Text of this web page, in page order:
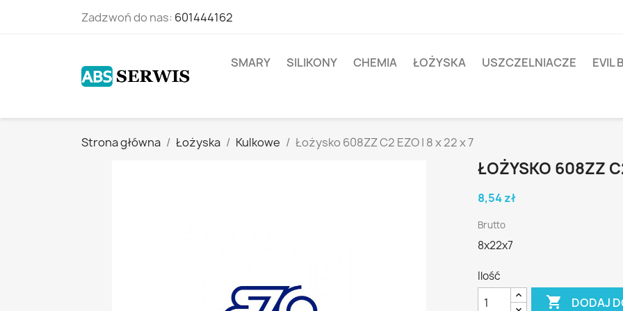
Zadzwoń do nas: 601444162
SMARY SILIKONY CHEMIA ŁOŻYSKA USZCZELNIACZE EVIL
Strona główna Łożyska Kulkowe Łożysko 608ZZ C2 EZO | 8 x 22 x 7
ŁOŻYSKO 608ZZ
8,54 zł
Brutto
8x22x7
Ilość
 DODAJ